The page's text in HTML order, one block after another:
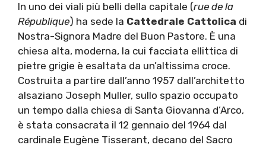
In uno dei viali più belli della capitale (rue de la
République) ha sede la Cattedrale Cattolica di
Nostra-Signora Madre del Buon Pastore. È una
chiesa alta, moderna, la cui facciata ellittica di
pietre grigie è esaltata da un’altissima croce.
Costruita a partire dall’anno 1957 dall’architetto
alsaziano Joseph Muller, sullo spazio occupato
un tempo dalla chiesa di Santa Giovanna d’Arco,
è stata consacrata il 12 gennaio del 1964 dal
cardinale Eugène Tisserant, decano del Sacro